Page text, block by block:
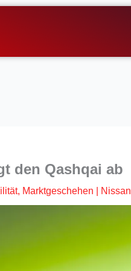
den Qashqai ab
, Marktgeschehen Nissan